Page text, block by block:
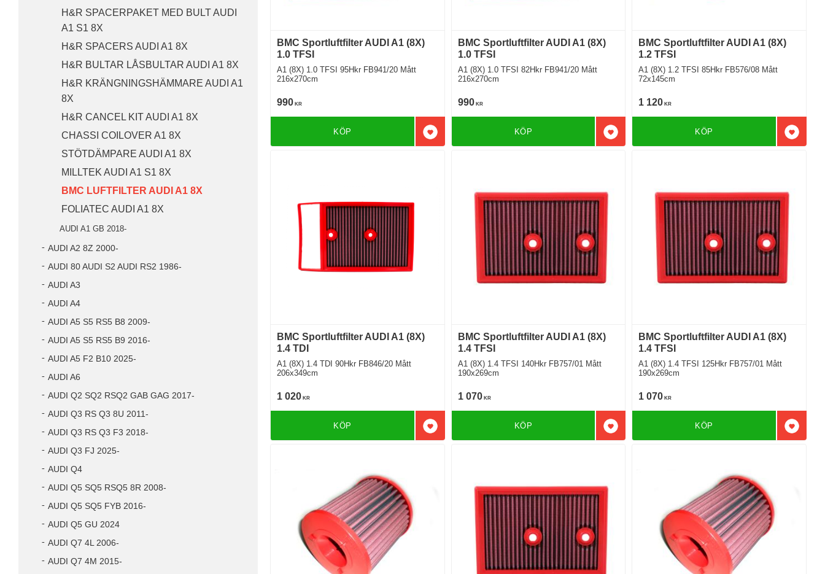
BMC Sportluftfilter AUDI A1 (8X)
1.0 TFSI
A1 (8X) 1.0 TFSI 95Hkr FB941/20 Mått
216x270cm
990 KR
Lägg till i favoriter
KÖP
BMC Sportluftfilter AUDI A1 (8X)
1.0 TFSI
A1 (8X) 1.0 TFSI 82Hkr FB941/20 Mått
216x270cm
990KR
Lägg till i favoriter
KÖP
BMC Sportluftfilter AUDI A1 (8X)
1.2 TFSI
A1 (8X) 1.2 TFSI 85Hkr FB576/08 Mått
72x145cm
1 120 KR
Lägg
KÖP
BMC Sportluftfilter AUDI A1 (8X)
1.4 TDI
A1 (8X) 1.4 TDI 90Hkr FB846/20 Mått
206x349cm
1 020 KR
Lägg till i favoriter
KÖP
BMC Sportluftfilter AUDI A1 (8X)
1.4 TFSI
A1 (8X) 1.4 TFSI 140Hkr FB757/01 Mått
190x269cm
1 070KR
Lägg till i favoriter
KÖP
BMC Sportluftfilter AUDI A1 (8X)
1.4 TFSI
A1 (8X) 1.4 TFSI 125Hkr FB757/01 Mått
190x269cm
1 070 KR
Lägg
KÖP
H&R SPACERPAKET MED BULT AUDI
A1 S1 8X
H&R SPACERS AUDI A1 8X
H&R BULTAR LÅSBULTAR AUDI A1 8X
H&R KRÄNGNINGSHÄMMARE AUDI A1
8X
H&R CANCEL KIT AUDI A1 8X
CHASSI COILOVER A1 8X
STÖTDÄMPARE AUDI A1 8X
MILLTEK AUDI A1 S1 8X
BMC LUFTFILTER AUDI A1 8X
FOLIATEC AUDI A1 8X
AUDI A1 GB 2018-
AUDI A2 8Z 2000-
AUDI 80 AUDI S2 AUDI RS2 1986-
AUDI A3
AUDI A4
AUDI A5 S5 RS5 B8 2009-
AUDI A5 S5 RS5 B9 2016-
AUDI A5 F2 B10 2025-
AUDI A6
AUDI Q2 SQ2 RSQ2 GAB GAG 2017-
AUDI Q3 RS Q3 8U 2011-
AUDI Q3 RS Q3 F3 2018-
AUDI Q3 FJ 2025-
AUDI Q4
AUDI Q5 SQ5 RSQ5 8R 2008-
AUDI Q5 SQ5 FYB 2016-
AUDI Q5 GU 2024
AUDI Q7 4L 2006-
AUDI Q7 4M 2015-